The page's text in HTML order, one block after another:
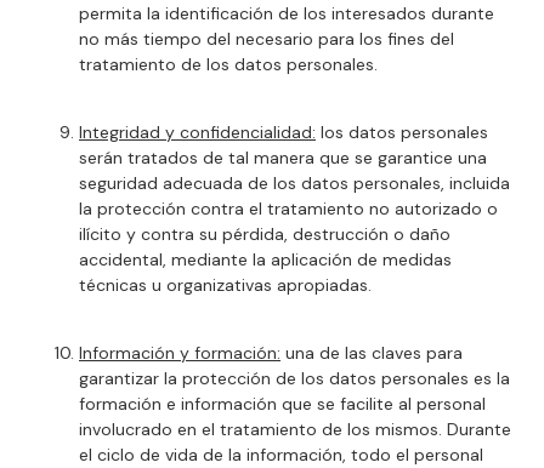
permita la identificación de los interesados durante
no más tiempo del necesario para los fines del
tratamiento de los datos personales.
Integridad y confidencialidad: los datos personales
serán tratados de tal manera que se garantice una
seguridad adecuada de los datos personales, incluida
la protección contra el tratamiento no autorizado o
ilícito y contra su pérdida, destrucción o daño
accidental, mediante la aplicación de medidas
técnicas u organizativas apropiadas.
Información y formación: una de las claves para
garantizar la protección de los datos personales es la
formación e información que se facilite al personal
involucrado en el tratamiento de los mismos. Durante
el ciclo de vida de la información, todo el personal